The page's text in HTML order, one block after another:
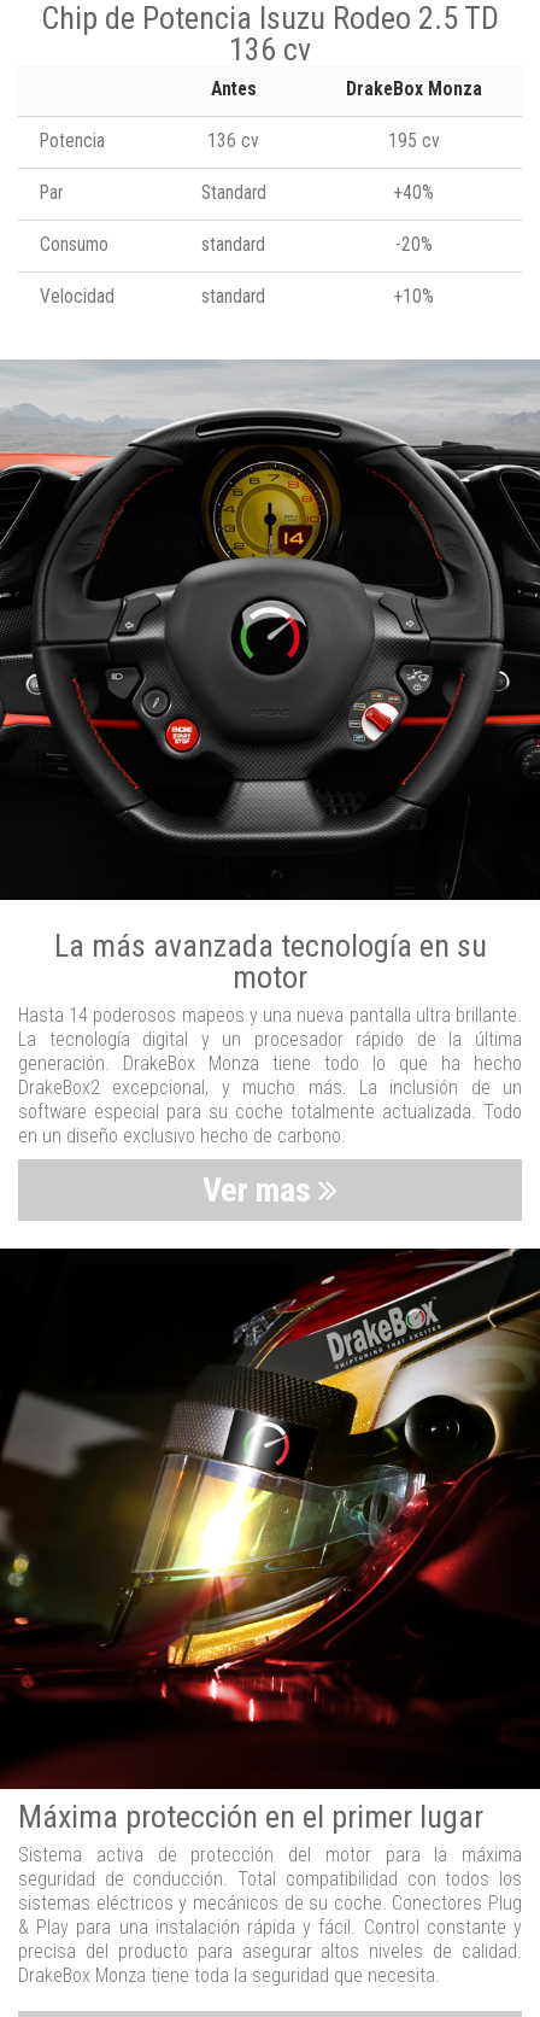
Chip de Potencia Isuzu Rodeo 2.5 TD
136 cv
Antes DrakeBox Monza
Potencia 136 cv 195 cv
Par Standard +40%
Consumo standard -20%
Velocidad standard +10%
La más avanzada tecnología en su
motor
Hasta 14 poderosos mapeos y una nueva pantalla ultra brillante.
La tecnología digital y un procesador rápido de la última
generación. DrakeBox Monza tiene todo lo que ha hecho
DrakeBox2 excepcional, y mucho más. La inclusión de un
software especial para su coche totalmente actualizada. Todo
en un diseño exclusivo hecho de carbono.
Ver mas
Máxima protección en el primer lugar
Sistema activa de protección del motor para la máxima
seguridad de conducción. Total compatibilidad con todos los
sistemas eléctricos y mecánicos de su coche. Conectores Plug
& Play para una instalación rápida y fácil. Control constante y
precisa del producto para asegurar altos niveles de calidad.
DrakeBox Monza tiene toda la seguridad que necesita.